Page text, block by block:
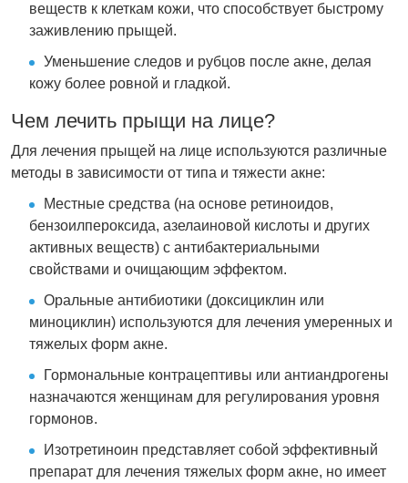
веществ к клеткам кожи, что способствует быстрому
заживлению прыщей.
Уменьшение следов и рубцов после акне, делая
кожу более ровной и гладкой.
Чем лечить прыщи на лице?
Для лечения прыщей на лице используются различные
методы в зависимости от типа и тяжести акне:
Местные средства (на основе ретиноидов,
бензоилпероксида, азелаиновой кислоты и других
активных веществ) с антибактериальными
свойствами и очищающим эффектом.
Оральные антибиотики (доксициклин или
миноциклин) используются для лечения умеренных и
тяжелых форм акне.
Гормональные контрацептивы или антиандрогены
назначаются женщинам для регулирования уровня
гормонов.
Изотретиноин представляет собой эффективный
препарат для лечения тяжелых форм акне, но имеет